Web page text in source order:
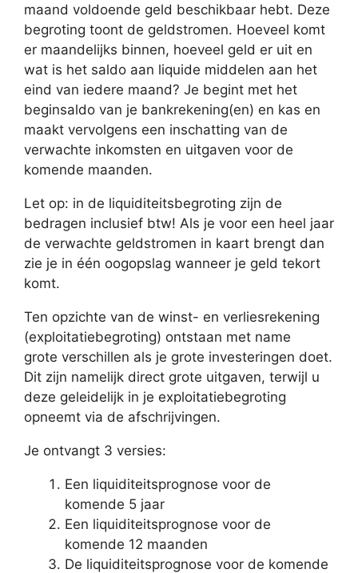
maand voldoende geld beschikbaar hebt. Deze
begroting toont de geldstromen. Hoeveel komt
er maandelijks binnen, hoeveel geld er uit en
wat is het saldo aan liquide middelen aan het
eind van iedere maand? Je begint met het
beginsaldo van je bankrekening(en) en kas en
maakt vervolgens een inschatting van de
verwachte inkomsten en uitgaven voor de
komende maanden.
Let op: in de liquiditeitsbegroting zijn de
bedragen inclusief btw! Als je voor een heel jaar
de verwachte geldstromen in kaart brengt dan
zie je in één oogopslag wanneer je geld tekort
komt.
Ten opzichte van de winst- en verliesrekening
(exploitatiebegroting) ontstaan met name
grote verschillen als je grote investeringen doet.
Dit zijn namelijk direct grote uitgaven, terwijl u
deze geleidelijk in je exploitatiebegroting
opneemt via de afschrijvingen.
Je ontvangt 3 versies:
Een liquiditeitsprognose voor de
komende 5 jaar
Een liquiditeitsprognose voor de
komende 12 maanden
De liquiditeitsprognose voor de komende